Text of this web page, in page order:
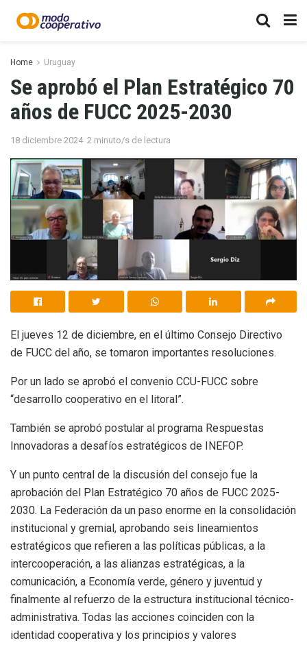
Home Uruguay
Se aprobó el Plan Estratégico 70
años de FUCC 2025-2030
18 diciembre 2024 2 minuto/s de lectura
El jueves 12 de diciembre, en el último Consejo Directivo
de FUCC del año, se tomaron importantes resoluciones.
Por un lado se aprobó el convenio CCU-FUCC sobre
“desarrollo cooperativo en el litoral”.
También se aprobó postular al programa Respuestas
Innovadoras a desafíos estratégicos de INEFOP.
Y un punto central de la discusión del consejo fue la
aprobación del Plan Estratégico 70 años de FUCC 2025-
2030. La Federación da un paso enorme en la consolidación
institucional y gremial, aprobando seis lineamientos
estratégicos que refieren a las políticas públicas, a la
intercooperación, a las alianzas estratégicas, a la
comunicación, a Economía verde, género y juventud y
finalmente al refuerzo de la estructura institucional técnico-
administrativa. Todas las acciones coinciden con la
identidad cooperativa y los principios y valores